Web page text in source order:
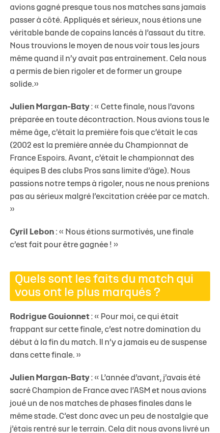
avions gagné presque tous nos matches sans jamais
passer à côté. Appliqués et sérieux, nous étions une
véritable bande de copains lancés à l’assaut du titre.
Nous trouvions le moyen de nous voir tous les jours
même quand il n’y avait pas entrainement. Cela nous
a permis de bien rigoler et de former un groupe
solide.»
Julien Margan-Baty : « Cette finale, nous l’avons
préparée en toute décontraction. Nous avions tous le
même âge, c’était la première fois que c’était le cas
(2002 est la première année du Championnat de
France Espoirs. Avant, c’était le championnat des
équipes B des clubs Pros sans limite d’âge). Nous
passions notre temps à rigoler, nous ne nous prenions
pas au sérieux malgré l’excitation créée par ce match.
»
Cyril Lebon : « Nous étions surmotivés, une finale
c’est fait pour être gagnée ! »
Quels sont les faits du match qui
vous ont le plus marqués ?
Rodrigue Gouionnet : « Pour moi, ce qui était
frappant sur cette finale, c’est notre domination du
début à la fin du match. Il n’y a jamais eu de suspense
dans cette finale. »
Julien Margan-Baty : « L’année d’avant, j’avais été
sacré Champion de France avec l’ASM et nous avions
joué un de nos matches de phases finales dans le
même stade. C’est donc avec un peu de nostalgie que
j’étais rentré sur le terrain. Cela dit nous avons livré un